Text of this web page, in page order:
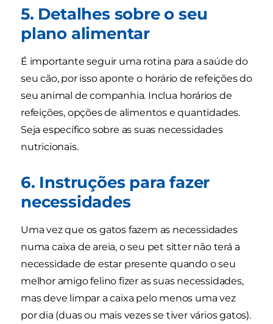
5. Detalhes sobre o seu
plano alimentar
É importante seguir uma rotina para a saúde do
seu cão, por isso aponte o horário de refeições do
seu animal de companhia. Inclua horários de
refeições, opções de alimentos e quantidades.
Seja específico sobre as suas necessidades
nutricionais.
6. Instruções para fazer
necessidades
Uma vez que os gatos fazem as necessidades
numa caixa de areia, o seu pet sitter não terá a
necessidade de estar presente quando o seu
melhor amigo felino fizer as suas necessidades,
mas deve limpar a caixa pelo menos uma vez
por dia (duas ou mais vezes se tiver vários gatos).